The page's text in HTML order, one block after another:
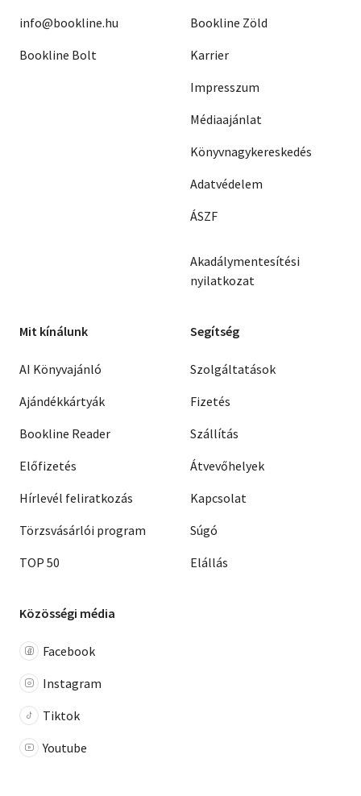
info@bookline.hu
Bookline Bolt
Bookline Zöld
Karrier
Impresszum
Médiaajánlat
Könyvnagykereskedés
Adatvédelem
ÁSZF
Akadálymentesítési
nyilatkozat
Mit kínálunk
AI Könyvajánló
Ajándékkártyák
Bookline Reader
Előfizetés
Hírlevél feliratkozás
Törzsvásárlói program
TOP 50
Segítség
Szolgáltatások
Fizetés
Szállítás
Átvevőhelyek
Kapcsolat
Súgó
Elállás
Közösségi média
Facebook
Instagram
Tiktok
Youtube